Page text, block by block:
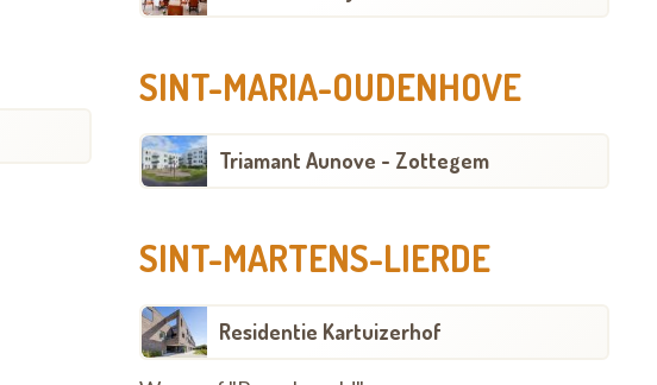
SINT-MARIA-OUDENHOVE
Triamant Aunove - Zottegem
SINT-MARTENS-LIERDE
Residentie Kartuizerhof